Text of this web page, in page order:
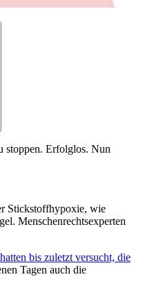
stoppen. Erfolglos. Nun
Stickstoffhypoxie, wie
Menschenrechtsexperten
bis zuletzt versucht, die
Tagen auch die